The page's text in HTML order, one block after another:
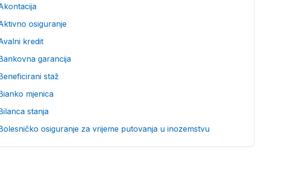
osiguranje
kredit
garancija
staž
mjenica
stanja
osiguranje za vrijeme putovanja u inozemstvu